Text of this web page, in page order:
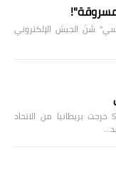
سي" شنّ الجيش الإلكتروني
بريطانيا خارج الاتحاد الأوروبي Share خرجت بريطانيا من الاتحاد